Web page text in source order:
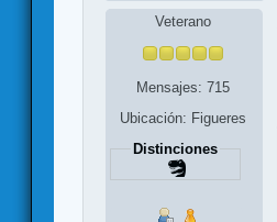
Veterano
Mensajes: 715
Ubicación: Figueres
Distinciones